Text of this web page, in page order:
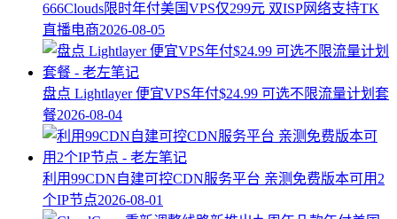
666Clouds限时年付美国VPS仅299元 双ISP网络支持TK
直播电商2026-08-05
盘点 Lightlayer 便宜VPS年付$24.99 可选不限流量计划套
餐2026-08-04
利用99CDN自建可控CDN服务平台 亲测免费版本可用2
个IP节点2026-08-01